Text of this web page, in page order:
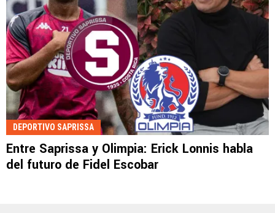
DEPORTIVO SAPRISSA
Entre Saprissa y Olimpia: Erick Lonnis habla
del futuro de Fidel Escobar